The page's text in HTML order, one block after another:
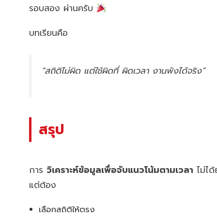
รอบสอง ผ่านครับ
บทเรียนคือ
“สถิติไม่ผิด แต่ใช้ผิดที่ ผิดเวลา งานพังได้จริง”
สรุป
การ วิเคราะห์ข้อมูลเพื่อจับแนวโน้มตามเวลา ไม่ไ
แต่ต้อง
เลือกสถิติให้ตรง